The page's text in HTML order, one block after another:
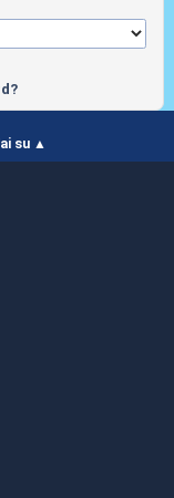
su ▲